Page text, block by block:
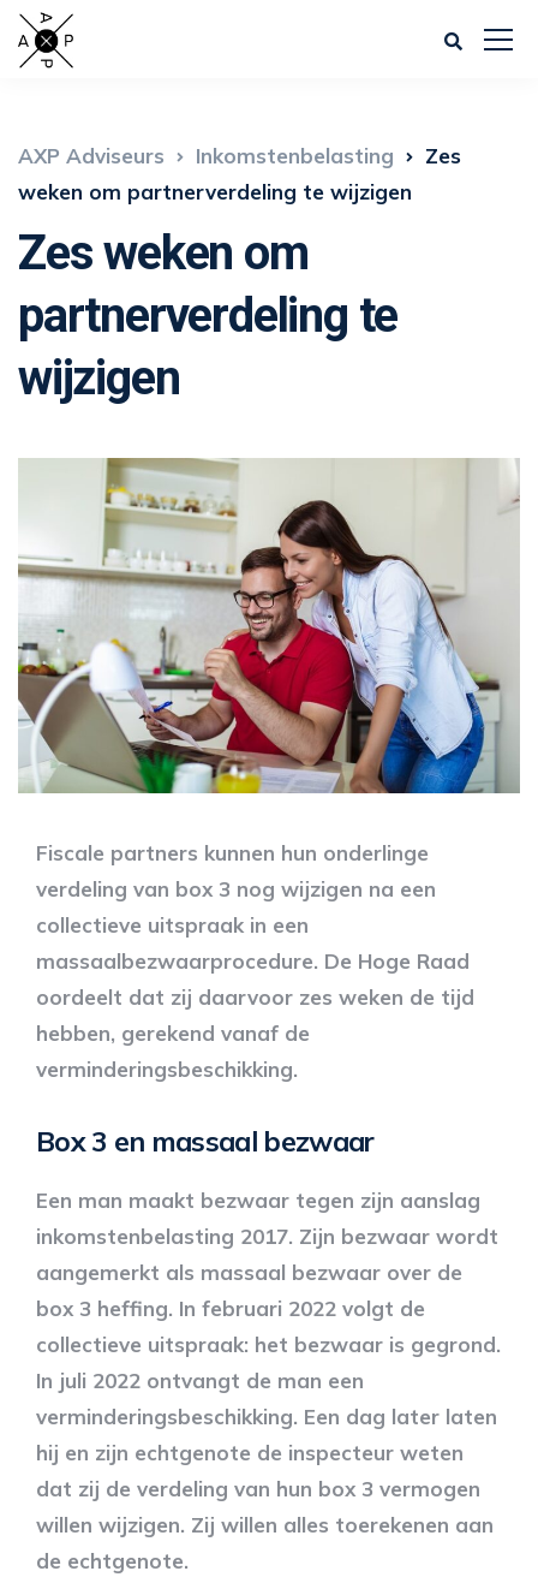
AXP Adviseurs Inkomstenbelasting
Zes
weken om partnerverdeling te wijzigen
Zes weken om
partnerverdeling te
wijzigen
Fiscale partners kunnen hun onderlinge
verdeling van box 3 nog wijzigen na een
collectieve uitspraak in een
massaalbezwaarprocedure. De Hoge Raad
oordeelt dat zij daarvoor zes weken de tijd
hebben, gerekend vanaf de
verminderingsbeschikking.
Box 3 en massaal bezwaar
Een man maakt bezwaar tegen zijn aanslag
inkomstenbelasting 2017. Zijn bezwaar wordt
aangemerkt als massaal bezwaar over de
box 3 heffing. In februari 2022 volgt de
collectieve uitspraak: het bezwaar is gegrond.
In juli 2022 ontvangt de man een
verminderingsbeschikking. Een dag later laten
hij en zijn echtgenote de inspecteur weten
dat zij de verdeling van hun box 3 vermogen
willen wijzigen. Zij willen alles toerekenen aan
de echtgenote.